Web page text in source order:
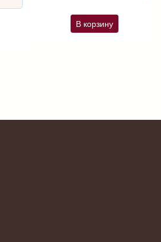
В корзину